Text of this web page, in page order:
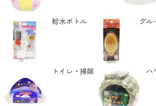
給水ボトル グル
トイレ・掃除 ハ